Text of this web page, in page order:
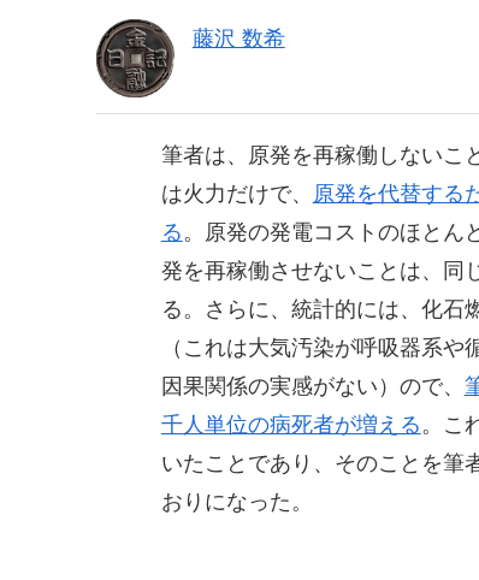
藤沢 数希
筆者は、原発を再稼働しないこ
は火力だけで、
原発を代替する
る 。原発の発電コストのほとん
発を再稼働させないことは、同
る。さらに、統計的には、化石
（これは大気汚染が呼吸器系
因果関係の実感がない）ので、
千人単位の病死者が増える 。こ
いたことであり、そのことを筆
おりになった。